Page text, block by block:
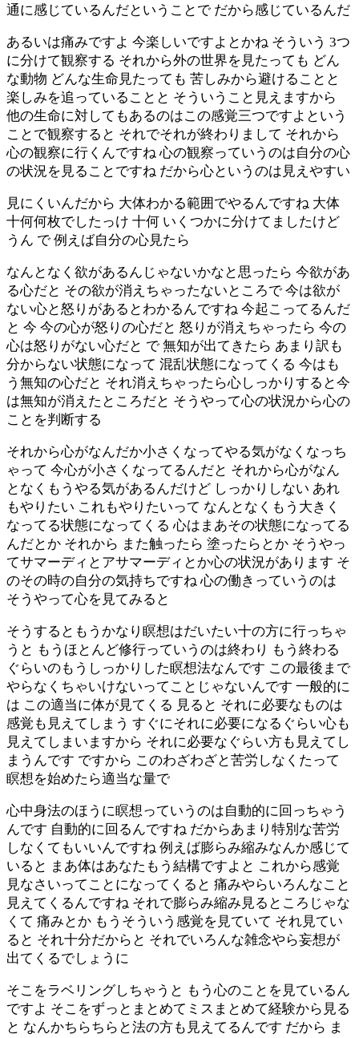
通に感じているんだということで だから感じているんだ
あるいは痛みですよ 今楽しいですよとかね そういう 3つ
に分けて観察する それから外の世界を見たっても どん
な動物 どんな生命見たっても 苦しみから避けることと
楽しみを追っていることと そういうこと見えますから
他の生命に対してもあるのはこの感覚三つですよという
ことで観察すると それでそれが終わりまして それから
心の観察に行くんですね 心の観察っていうのは自分の心
の状況を見ることですね だから心というのは見えやすい
見にくいんだから 大体わかる範囲でやるんですね 大体
十何何枚でしたっけ 十何 いくつかに分けてましたけど
うん で 例えば自分の心見たら
なんとなく欲があるんじゃないかなと思ったら 今欲があ
る心だと その欲が消えちゃったないところで 今は欲が
ない心と怒りがあるとわかるんですね 今起こってるんだ
と 今 今の心が怒りの心だと 怒りが消えちゃったら 今の
心は怒りがない心だと で 無知が出てきたら あまり訳も
分からない状態になって 混乱状態になってくる 今はも
う無知の心だと それ消えちゃったら心しっかりすると今
は無知が消えたところだと そうやって心の状況から心の
ことを判断する
それから心がなんだか小さくなってやる気がなくなっち
ゃって 今心が小さくなってるんだと それから心がなん
となくもうやる気があるんだけど しっかりしない あれ
もやりたい これもやりたいって なんとなくもう大きく
なってる状態になってくる 心はまあその状態になってる
んだとか それから また触ったら 塗ったらとか そうやっ
てサマーディとアサマーディとか心の状況があります そ
のその時の自分の気持ちですね 心の働きっていうのは
そうやって心を見てみると
そうするともうかなり瞑想はだいたい十の方に行っちゃ
うと もうほとんど修行っていうのは終わり もう終わる
ぐらいのもうしっかりした瞑想法なんです この最後まで
やらなくちゃいけないってことじゃないんです 一般的に
は この適当に体が見てくる 見ると それに必要なものは
感覚も見えてしまう すぐにそれに必要になるぐらい心も
見えてしまいますから それに必要なぐらい方も見えてし
まうんです ですから このわざわざと苦労しなくたって
瞑想を始めたら適当な量で
心中身法のほうに瞑想っていうのは自動的に回っちゃう
んです 自動的に回るんですね だからあまり特別な苦労
しなくてもいいんですね 例えば膨らみ縮みなんか感じて
いると まあ体はあなたもう結構ですよと これから感覚
見なさいってことになってくると 痛みやらいろんなこと
見えてくるんですね それで膨らみ縮み見るところじゃな
くて 痛みとか もうそういう感覚を見ていて それ見てい
ると それ十分だからと それでいろんな雑念やら妄想が
出てくるでしょうに
そこをラベリングしちゃうと もう心のことを見ているん
ですよ そこをずっとまとめてミスまとめて経験から見る
と なんかちらちらと法の方も見えてるんです だから ま